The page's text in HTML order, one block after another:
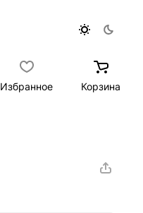
Избранное Корзина